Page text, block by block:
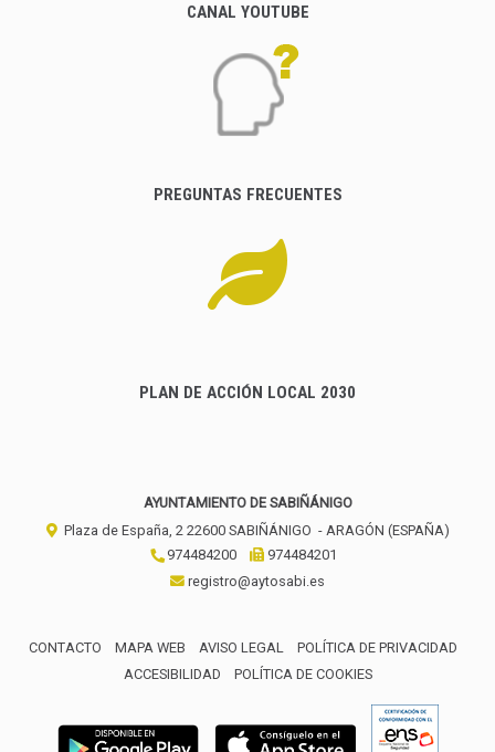
CANAL YOUTUBE
PREGUNTAS FRECUENTES
PLAN DE ACCIÓN LOCAL 2030
AYUNTAMIENTO DE SABIÑÁNIGO
Plaza de España, 2 22600 SABIÑÁNIGO - ARAGÓN (ESPAÑA)
974484200
974484201
registro@aytosabi.es
CONTACTO MAPA WEB AVISO LEGAL
POLÍTICA DE PRIVACIDAD
ACCESIBILIDAD
POLÍTICA DE COOKIES